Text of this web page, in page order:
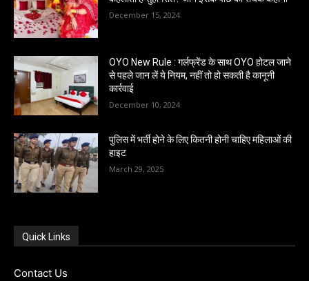
December 15, 2024
OYO New Rule : गर्लफ्रेंड के साथ OYO होटल जाने
से पहले जान लें ये नियम, नहीं तो हो सकती है कानूनी
कार्रवाई
December 10, 2024
पुलिस में भर्ती होने के लिए कितनी होनी चाहिए महिलाओं की
हाइट
March 29, 2025
Quick Links
Contact Us